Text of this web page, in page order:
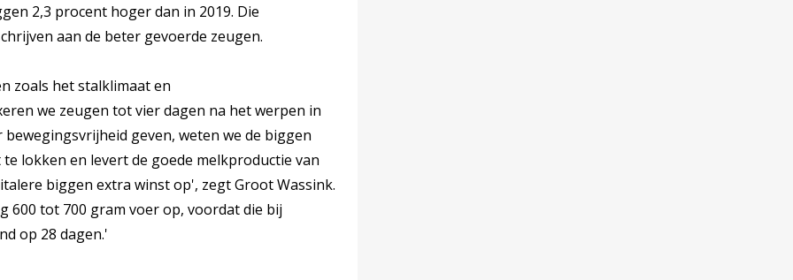
2,3 procent hoger dan in 2019. Die
aan de beter gevoerde zeugen.
zoals het stalklimaat en
we zeugen tot vier dagen na het werpen in
geven, weten we de biggen
lokken en levert de goede melkproductie van
biggen extra winst op', zegt Groot Wassink.
600 tot 700 gram voer op, voordat die bij
op 28 dagen.'